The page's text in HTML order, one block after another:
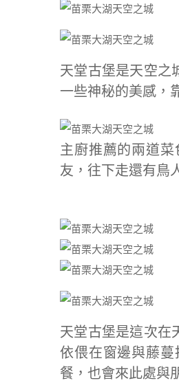
天堂古堡是天空之
一些神秘的美感，
主廚推薦的兩道
友，往下走還有鳥
天堂古堡是這次在
依偎在窗邊與藤
餐，也會來此處與